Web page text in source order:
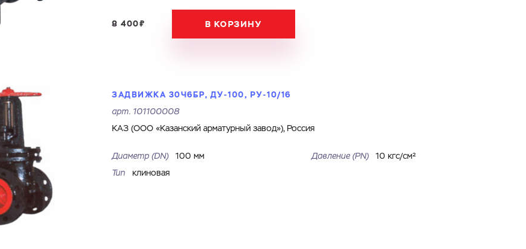
Номер телефона
Электронная почта
Комментарий
Cоглашаюсь на обработку
Имя
Cоглашаюсь на обработку
Электронная почта Город
ЗАГРУЗИТЬ
Файл с реквизитами огранизации (любой формат, макс. 20
Cоглашаюсь на обработку
8 400₽ В КОРЗИНУ
ЗАДВИЖКА 30Ч6БР, ДУ-100, РУ-10/16
арт. 101100008
КАЗ (ООО «Казанский арматурный завод»), Россия
Диаметр (DN) 100 мм Давление (PN)
10 кгс/см²
Тип
клиновая